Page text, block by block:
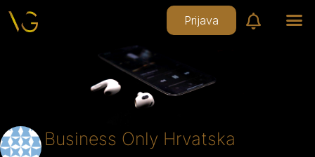
Prijava
Business Only Hrvatska